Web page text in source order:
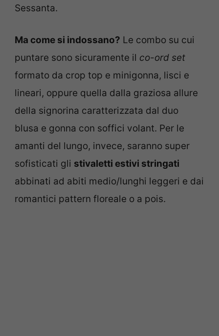
Sessanta.
Ma come si indossano? Le combo su cui
puntare sono sicuramente il co-ord set
formato da crop top e minigonna, lisci e
lineari, oppure quella dalla graziosa allure
della signorina caratterizzata dal duo
blusa e gonna con soffici volant. Per le
amanti del lungo, invece, saranno super
sofisticati gli stivaletti estivi stringati
abbinati ad abiti medio/lunghi leggeri e dai
romantici pattern floreale o a pois.